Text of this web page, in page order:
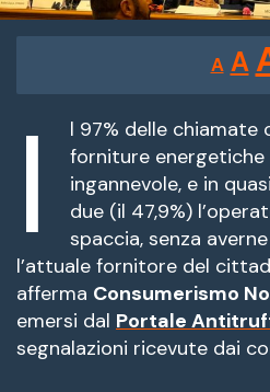
A
de
A
I
l 97% delle chiamate
forniture
ingannevole, e in
due (il 47,9%)
spaccia, senza
l’attuale fornitore del
afferma Consumerismo
emersi dal Portale
segnalazioni ricevute dai